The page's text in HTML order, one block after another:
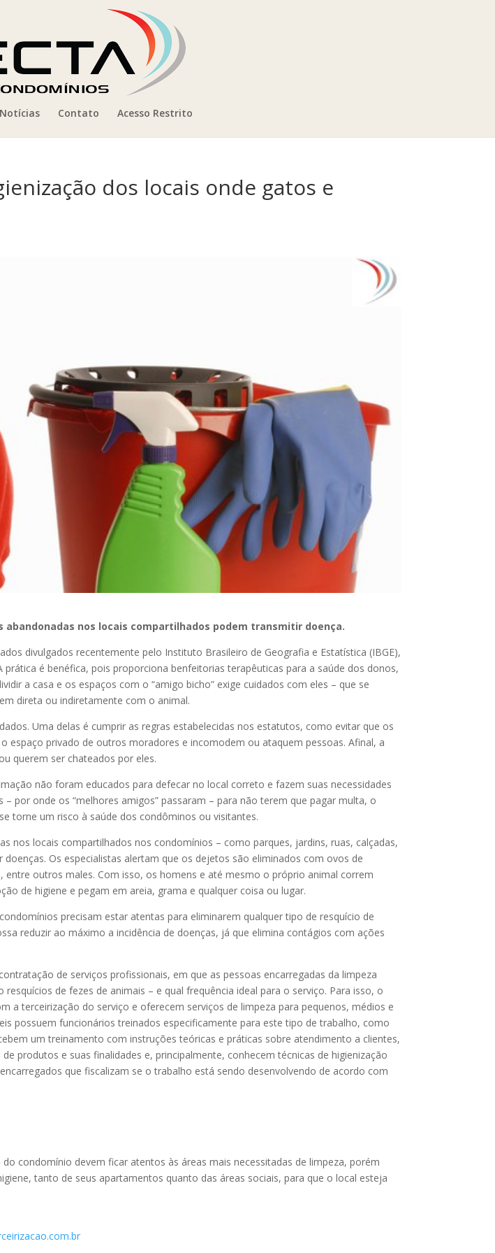
Notícias Contato Acesso Restrito
dos locais onde gatos e
nos locais compartilhados podem transmitir doença.
divulgados recentemente pelo Instituto Brasileiro de Geografia e Estatística (IBGE),
é benéfica, pois proporciona benfeitorias terapêuticas para a saúde dos donos,
a casa e os espaços com o “amigo bicho” exige cuidados com eles – que se
direta ou indiretamente com o animal.
Uma delas é cumprir as regras estabelecidas nos estatutos, como evitar que os
privado de outros moradores e incomodem ou ataquem pessoas. Afinal, a
querem ser chateados por eles.
não foram educados para defecar no local correto e fazem suas necessidades
por onde os “melhores amigos” passaram – para não terem que pagar multa, o
torne um risco à saúde dos condôminos ou visitantes.
nos locais compartilhados nos condomínios – como parques, jardins, ruas, calçadas,
Os especialistas alertam que os dejetos são eliminados com ovos de
outros males. Com isso, os homens e até mesmo o próprio animal correm
de higiene e pegam em areia, grama e qualquer coisa ou lugar.
precisam estar atentas para eliminarem qualquer tipo de resquício de
reduzir ao máximo a incidência de doenças, já que elimina contágios com ações
de serviços profissionais, em que as pessoas encarregadas da limpeza
de fezes de animais – e qual frequência ideal para o serviço. Para isso, o
a terceirização do serviço e oferecem serviços de limpeza para pequenos, médios e
possuem funcionários treinados especificamente para este tipo de trabalho, como
um treinamento com instruções teóricas e práticas sobre atendimento a clientes,
produtos e suas finalidades e, principalmente, conhecem técnicas de higienização
que fiscalizam se o trabalho está sendo desenvolvendo de acordo com
condomínio devem ficar atentos às áreas mais necessitadas de limpeza, porém
tanto de seus apartamentos quanto das áreas sociais, para que o local esteja